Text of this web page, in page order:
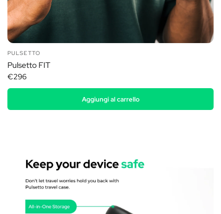
PULSETTO
Pulsetto FIT
€296
Aggiungi al carrello